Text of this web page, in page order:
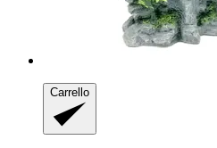
Carrello